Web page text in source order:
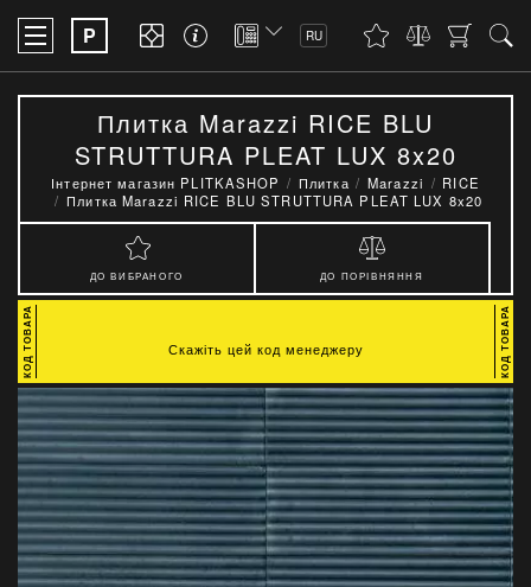
P RU
Плитка Marazzi RICE BLU
STRUTTURA PLEAT LUX 8x20
Інтернет магазин PLITKASHOP Плитка Marazzi
RICE
Плитка Marazzi RICE BLU STRUTTURA PLEAT LUX 8x20
ДО ВИБРАНОГО ДО ПОРІВНЯННЯ
Скажіть цей код менеджеру